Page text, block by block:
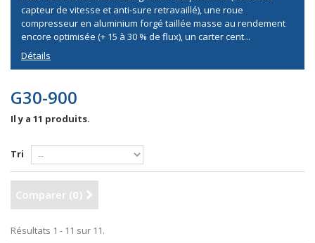
capteur de vitesse et anti-sure retravaillé), une roue
compresseur en aluminium forgé taillée masse au rendement
encore optimisée (+ 15 à 30 % de flux), un carter cent...
Détails
G30-900
Il y a 11 produits.
Tri
Comparer (0)
Résultats 1 - 11 sur 11.